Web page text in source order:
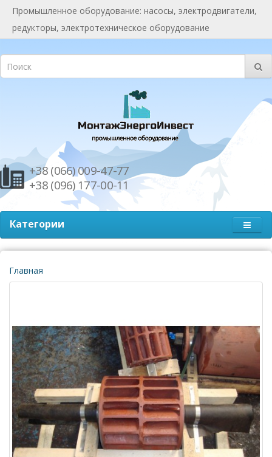
Промышленное оборудование: насосы, электродвигатели,
редукторы, электротехническое оборудование
+38 (066) 009-47-77
+38 (096) 177-00-11
Категории
Главная